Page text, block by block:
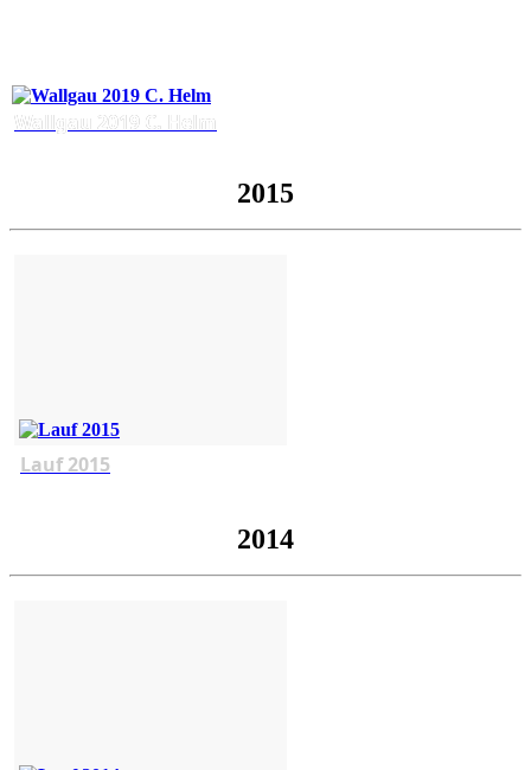
Wallgau 2019 C. Helm
2015
Lauf 2015
2014